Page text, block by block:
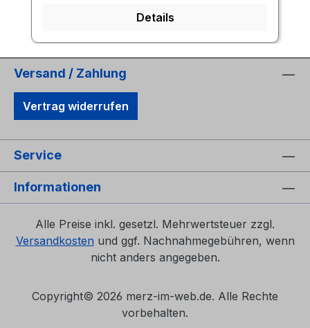
Details
Versand / Zahlung
Vertrag widerrufen
Service
Informationen
Alle Preise inkl. gesetzl. Mehrwertsteuer zzgl.
Versandkosten und ggf. Nachnahmegebühren, wenn
nicht anders angegeben.
Copyright© 2026 merz-im-web.de. Alle Rechte
vorbehalten.